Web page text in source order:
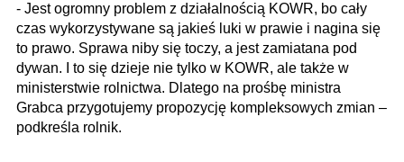
- Jest ogromny problem z działalnością KOWR, bo cały
czas wykorzystywane są jakieś luki w prawie i nagina się
to prawo. Sprawa niby się toczy, a jest zamiatana pod
dywan. I to się dzieje nie tylko w KOWR, ale także w
ministerstwie rolnictwa. Dlatego na prośbę ministra
Grabca przygotujemy propozycję kompleksowych zmian –
podkreśla rolnik.